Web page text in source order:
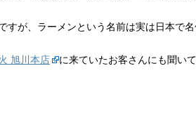
すが、ラーメンという名前は実は日本で名
旭川本店 に来ていたお客さんにも聞い